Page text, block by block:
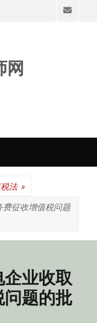
网
法 »
费征收增值税问题
业收取
题的批